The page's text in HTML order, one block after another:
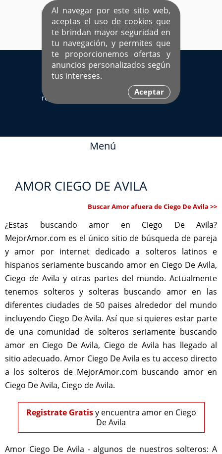
Al navegar por este sitio web,
aceptas el uso de cookies que
te brindan mayor seguridad en
tu navegación, y permites que
te proporcionemos ofertas y
anuncios personalizados según
tus intereses.
Aceptar
EL ÚNICO SITIO DEDICADO A SOLTEROS
HISPANOS COMO TÚ
Ingresa aquí
Sí ya estás
registrado
Menú
AMOR CIEGO DE AVILA
Buscar Amor afuera de Ciego De Avila >>
¿Estas buscando amor en Ciego De Avila?
MejorAmor.com es el único sitio de búsqueda de pareja
y amor por internet dedicado a solteros latinos e
hispanos seriamente buscando amor en Ciego De Avila,
Ciego de Avila y otras partes del mundo. Actualmente
tenemos solteros y solteras buscando amor en las
diferentes ciudades de 50 paises alrededor del mundo
incluyendo Ciego De Avila. Así que si quieres estar parte
de una comunidad de solteros seriamente buscando
amor en Ciego De Avila, Ciego de Avila has llegado al
sitio adecuado. Amor Ciego De Avila es tu acceso directo
a los solteros de MejorAmor.com buscando amor en
Ciego De Avila, Ciego de Avila.
Registrate Gratisy encuentra amor en Ciego
De Avila
Amor Ciego De Avila - algunos de nuestros solteros: A